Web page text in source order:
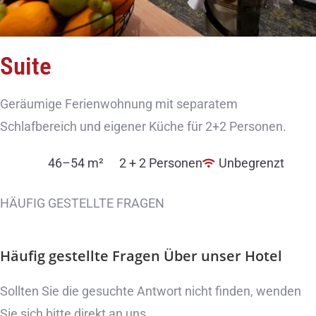
Suite
Geräumige Ferienwohnung mit separatem
Schlafbereich und eigener Küche für 2+2 Personen.
46–54 m² 2 + 2 Personen Unbegrenzt
HÄUFIG GESTELLTE FRAGEN
Häufig gestellte Fragen Über unser Hotel
Sollten Sie die gesuchte Antwort nicht finden, wenden